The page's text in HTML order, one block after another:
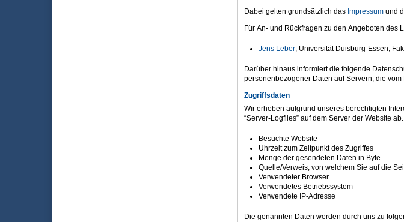
Dabei gelten grundsätzlich das Impressum und
Für An- und Rückfragen zu den Angeboten des
Jens Leber, Universität Duisburg-Essen,
Darüber hinaus informiert die folgende
personenbezogener Daten auf Servern, die
Zugriffsdaten
Wir erheben aufgrund unseres berechtigten
“Server-Logfiles” auf dem Server der Website
Besuchte Website
Uhrzeit zum Zeitpunkt des Zugriffes
Menge der gesendeten Daten in Byte
Quelle/Verweis, von welchem Sie auf die
Verwendeter Browser
Verwendetes Betriebssystem
Verwendete IP-Adresse
Die genannten Daten werden durch uns zu